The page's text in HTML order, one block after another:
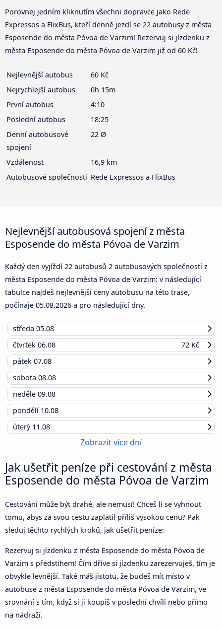
Porovnej jedním kliknutím všechni dopravce jako Rede
Expressos a FlixBus, kteří denně jezdí se 22 autobusy z města
Esposende do města Póvoa de Varzim! Rezervuj si jízdenku z
města Esposende do města Póvoa de Varzim již od 60 Kč!
Nejlevnější autobus
60 Kč
Nejrychlejší autobus
0h 15m
První autobus
4:10
Poslední autobus
18:25
Denní autobusové
spojení
22 Ø
Vzdálenost
16,9 km
Autobusové společnosti Rede Expressos a FlixBus
Nejlevnější autobusová spojení z města
Esposende do města Póvoa de Varzim
Každý den vyjíždí 22 autobusů 2 autobusových společností z
města Esposende do města Póvoa de Varzim: v následující
tabulce najdeš nejlevnější ceny autobusu na této trase,
počínaje 05.08.2026 a pro následující dny.
středa 05.08
čtvrtek 06.08
72 Kč
pátek 07.08
sobota 08.08
neděle 09.08
pondělí 10.08
úterý 11.08
Zobrazit více dní
Jak ušetřit peníze při cestování z města
Esposende do města Póvoa de Varzim
Cestování může být drahé, ale nemusí! Chceš li se vyhnout
tomu, abys za svou cestu zaplatil příliš vysokou cenu? Pak
sleduj těchto rychlých kroků, jak ušetřit peníze:
Rezervuj si jízdenku z města Esposende do města Póvoa de
Varzim s předstihem! Čím dříve si jízdenku zarezervuješ, tím je
obvykle levnější. Také máš jistotu, že budeš mít místo v
autobuse z města Esposende do města Póvoa de Varzim, ve
srovnání s tím, když si ji koupíš v poslední chvíli nebo přímo
na nádraží.